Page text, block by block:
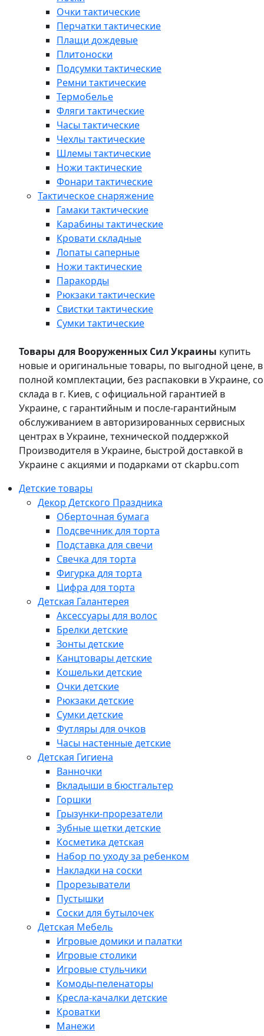
Очки тактические
Перчатки тактические
Плащи дождевые
Плитоноски
Подсумки тактические
Ремни тактические
Термобелье
Фляги тактические
Часы тактические
Чехлы тактические
Шлемы тактические
Ножи тактические
Фонари тактические
Тактическое снаряжение
Гамаки тактические
Карабины тактические
Кровати складные
Лопаты саперные
Ножи тактические
Паракорды
Рюкзаки тактические
Свистки тактические
Сумки тактические
Товары для Вооруженных Сил Украины купить
новые и оригинальные товары, по выгодной цене, в
полной комплектации, без распаковки в Украине, со
склада в г. Киев, с официальной гарантией в
Украине, с гарантийным и после-гарантийным
обслуживанием в авторизированных сервисных
центрах в Украине, технической поддержкой
Производителя в Украине, быстрой доставкой в
Украине с акциями и подарками от ckapbu.com
Детские товары
Декор Детского Праздника
Оберточная бумага
Подсвечник для торта
Подставка для свечи
Свечка для торта
Фигурка для торта
Цифра для торта
Детская Галантерея
Аксессуары для волос
Брелки детские
Зонты детские
Канцтовары детские
Кошельки детские
Очки детские
Рюкзаки детские
Сумки детские
Футляры для очков
Часы настенные детские
Детская Гигиена
Ванночки
Вкладыши в бюстгальтер
Горшки
Грызунки-прорезатели
Зубные щетки детские
Косметика детская
Набор по уходу за ребенком
Накладки на соски
Прорезыватели
Пустышки
Соски для бутылочек
Детская Мебель
Игровые домики и палатки
Игровые столики
Игровые стульчики
Комоды-пеленаторы
Кресла-качалки детские
Кроватки
Манежи